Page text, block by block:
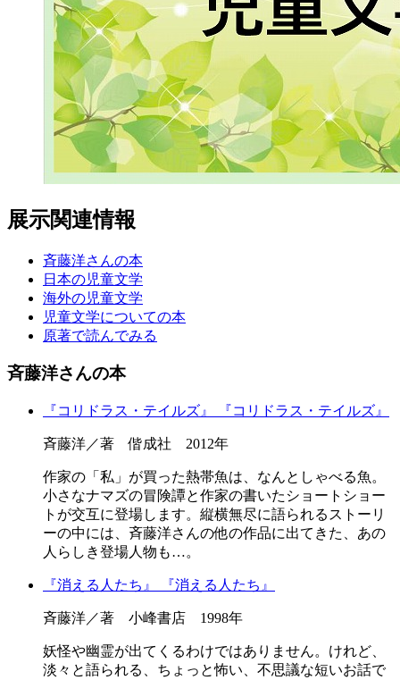
展示関連情報
斉藤洋さんの本
日本の児童文学
海外の児童文学
児童文学についての本
原著で読んでみる
斉藤洋さんの本
『コリドラス・テイルズ』 『コリドラス・テイルズ』
斉藤洋／著 偕成社 2012年
作家の「私」が買った熱帯魚は、なんとしゃべる魚。
小さなナマズの冒険譚と作家の書いたショートショー
トが交互に登場します。縦横無尽に語られるストーリ
ーの中には、斉藤洋さんの他の作品に出てきた、あの
人らしき登場人物も…。
『消える人たち』 『消える人たち』
斉藤洋／著 小峰書店 1998年
妖怪や幽霊が出てくるわけではありません。けれど、
淡々と語られる、ちょっと怖い、不思議な短いお話で